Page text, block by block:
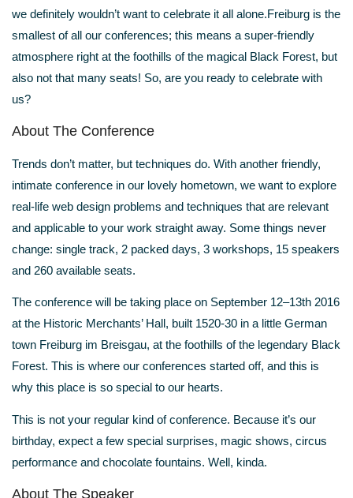
we definitely wouldn’t want to celebrate it all alone.Freiburg is the
smallest of all our conferences; this means a super-friendly
atmosphere right at the foothills of the magical Black Forest, but
also not that many seats! So, are you ready to celebrate with
us?
About The Conference
Trends don’t matter, but techniques do. With another friendly,
intimate conference in our lovely hometown, we want to explore
real-life web design problems and techniques that are relevant
and applicable to your work straight away. Some things never
change: single track, 2 packed days, 3 workshops, 15 speakers
and 260 available seats.
The conference will be taking place on September 12–13th 2016
at the Historic Merchants’ Hall, built 1520-30 in a little German
town Freiburg im Breisgau, at the foothills of the legendary Black
Forest. This is where our conferences started off, and this is
why this place is so special to our hearts.
This is not your regular kind of conference. Because it’s our
birthday, expect a few special surprises, magic shows, circus
performance and chocolate fountains. Well, kinda.
About The Speaker